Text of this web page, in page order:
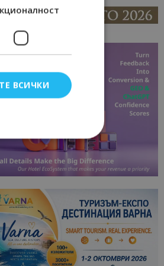
ВСИЧКИ
съгласието
на сайта.